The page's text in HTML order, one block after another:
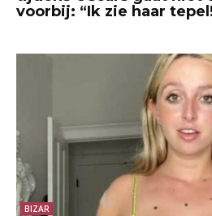
voorbij: “Ik zie haar
BIZAR